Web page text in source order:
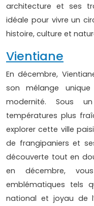
architecture et ses
idéale pour vivre un
histoire, culture et
Vientiane
En décembre,
son mélange
modernité. Sous
températures plus
explorer cette ville
de frangipaniers et
découverte tout en
en décembre,
emblématiques tels
national et joyau de